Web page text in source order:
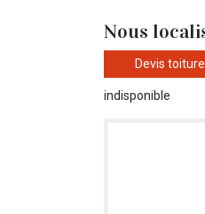
Nous
Devis
indisponible